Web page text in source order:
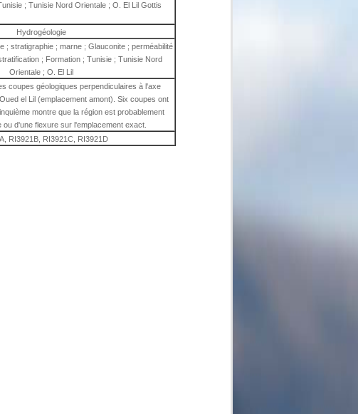
; Tunisie Nord Orientale ; O. El Lil Gottis
Hydrogéologie
; stratigraphie ; marne ; Glauconite ; perméabilité
; Formation ; Tunisie ; Tunisie Nord
Orientale ; O. El Lil
coupes géologiques perpendiculaires à l'axe
el Lil (emplacement amont). Six coupes ont
montre que la région est probablement
ou d'une flexure sur l'emplacement exact.
RI3921B, RI3921C, RI3921D